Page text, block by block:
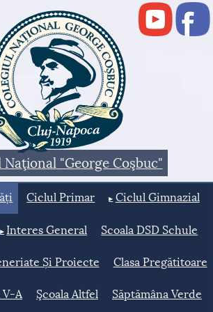
Color
Naţional "George Coşbuc"
Ciclul Primar Ciclul Gimnazial
Interes General Scoala DSD Schule
Și Proiecte Clasa Pregătitoare
V-A Şcoala Altfel Săptămâna Verde